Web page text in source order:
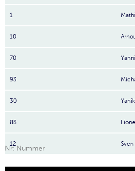
1
10
70
93
30
88
12
Nr: Nummer